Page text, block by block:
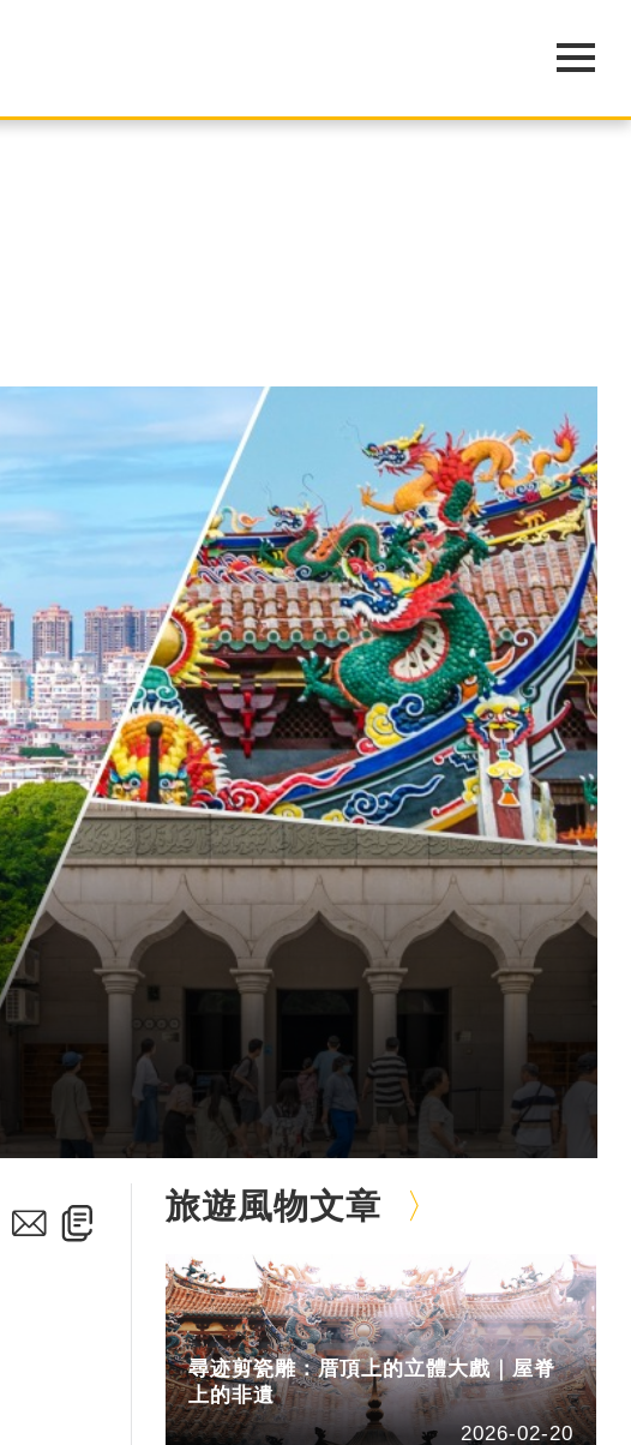
旅遊風物文章
尋迹剪瓷雕：厝頂上的立體大戲｜屋脊
上的非遺
2026-02-20